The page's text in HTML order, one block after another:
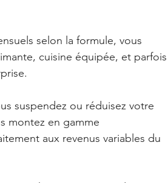
selon la formule, vous
cuisine équipée, et parfois
suspendez ou réduisez votre
montez en gamme
aux revenus variables du